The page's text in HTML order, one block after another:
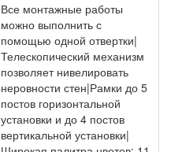
Все монтажные работы
можно выполнить с
помощью одной отвертки|
Телескопический механизм
позволяет нивелировать
неровности стен|Рамки до 5
постов горизонтальной
установки и до 4 постов
вертикальной установки|